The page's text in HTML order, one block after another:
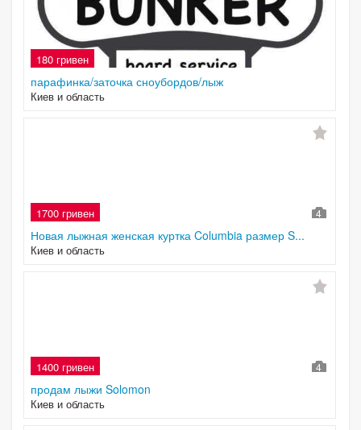
180 гривен
парафинка/заточка сноубордов/лыж
Киев и область
1700 гривен 4
Новая лыжная женская куртка Columbia размер S...
Киев и область
1400 гривен 4
продам лыжи Solomon
Киев и область